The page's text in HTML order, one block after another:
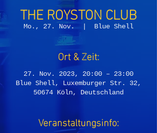
THE ROYSTON CLUB
Mo., 27. Nov.
  |
Blue Shell
Ort & Zeit:
27. Nov. 2023, 20:00 – 23:00
Blue Shell, Luxemburger Str. 32,
50674 Köln, Deutschland
Veranstaltungsinfo: